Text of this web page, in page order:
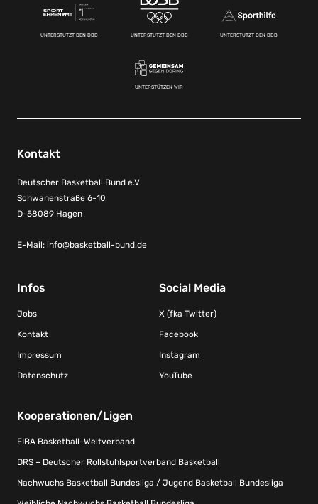
UNTERSTÜTZT DEN DBB UNTERSTÜTZT DEN DBB UNTERSTÜTZT DEN DBB
UNTERSTÜTZEN WIR
Kontakt
Deutscher Basketball Bund e.V
Schwanenstraße 6-10
D-58089 Hagen
E-Mail: info@basketball-bund.de
Infos
Jobs
Kontakt
Impressum
Datenschutz
Social Media
X (fka Twitter)
Facebook
Instagram
YouTube
Kooperationen/Ligen
FIBA Basketball-Weltverband
DRS – Deutscher Rollstuhlsportverband Basketball
Nachwuchs Basketball Bundesliga / Jugend Basketball Bundesliga